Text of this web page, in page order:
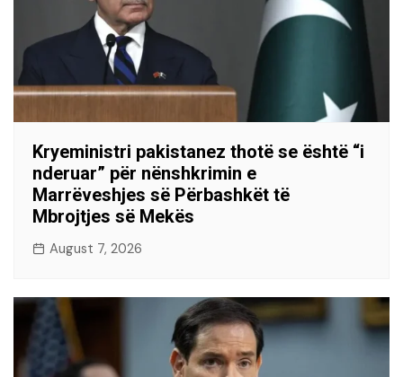
Kryeministri pakistanez thotë se është “i
nderuar” për nënshkrimin e
Marrëveshjes së Përbashkët të
Mbrojtjes së Mekës
August 7, 2026